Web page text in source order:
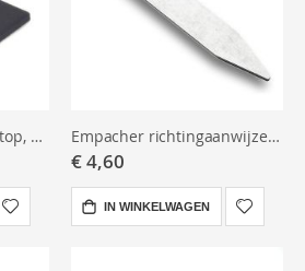
Empacher stuurkabelstop, kunststof Empacher richtingaanwijzer t.b.v. roer
€ 4,60
IN WINKELWAGEN